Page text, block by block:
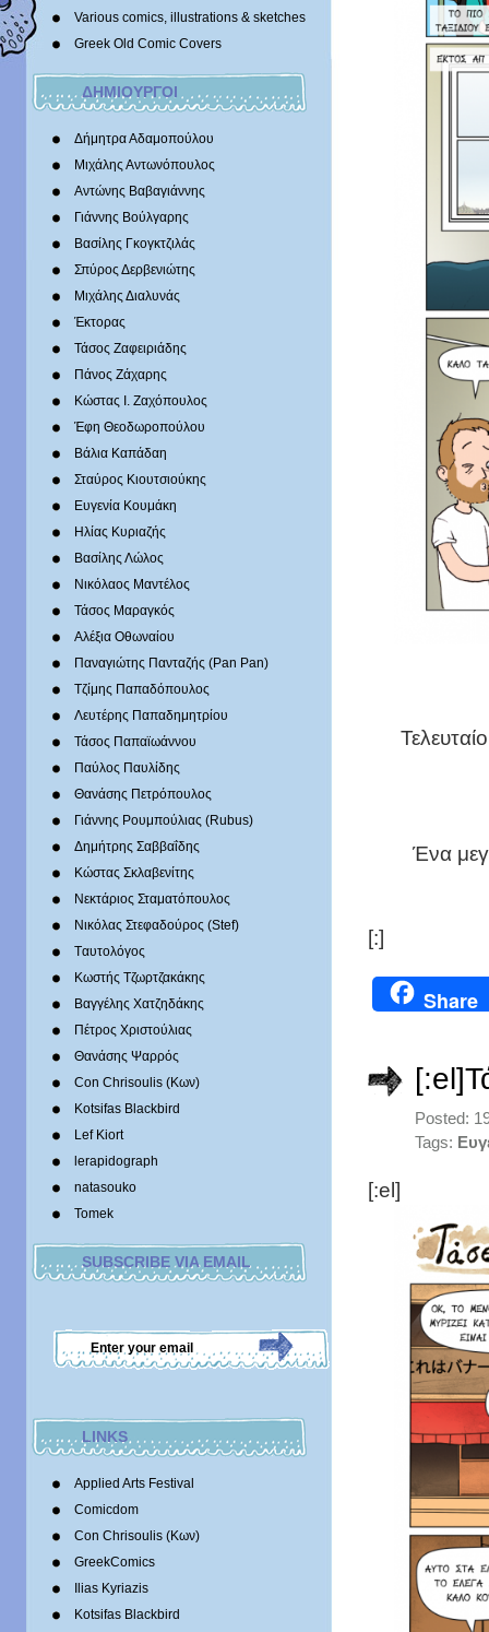
Various comics, illustrations & sketches
Greek Old Comic Covers
ΔΗΜΙΟΥΡΓΟΙ
Δήμητρα Αδαμοπούλου
Μιχάλης Αντωνόπουλος
Αντώνης Βαβαγιάννης
Γιάννης Βούλγαρης
Βασίλης Γκογκτζιλάς
Σπύρος Δερβενιώτης
Mιχάλης Διαλυνάς
Έκτορας
Τάσος Ζαφειριάδης
Πάνος Ζάχαρης
Κώστας Ι. Ζαχόπουλoς
Έφη Θεοδωροπούλου
Βάλια Καπάδαη
Σταύρος Κιουτσιούκης
Ευγενία Κουμάκη
Ηλίας Κυριαζής
Βασίλης Λώλος
Νικόλαος Μαντέλος
Τάσος Μαραγκός
Αλέξια Οθωναίου
Παναγιώτης Πανταζής (Pan Pan)
Τζίμης Παπαδόπουλος
Λευτέρης Παπαδημητρίου
Τάσος Παπαϊωάννου
Παύλος Παυλίδης
Θανάσης Πετρόπουλος
Γιάννης Ρουμπούλιας (Rubus)
Δημήτρης Σαββαΐδης
Κώστας Σκλαβενίτης
Νεκτάριος Σταματόπουλος
Νικόλας Στεφαδούρος (Stef)
Tαυτολόγος
Κωστής Τζωρτζακάκης
Βαγγέλης Χατζηδάκης
Πέτρος Χριστούλιας
Θανάσης Ψαρρός
Con Chrisoulis (Κων)
Kotsifas Blackbird
Lef Kiort
lerapidograph
natasouko
Tomek
SUBSCRIBE VIA EMAIL
LINKS
Applied Arts Festival
Comicdom
Con Chrisoulis (Κων)
GreekComics
Ilias Kyriazis
Kotsifas Blackbird
Ένα
[:]
Share
Posted:
Tags:
[:el]